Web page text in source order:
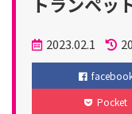
投
稿
日
2023.02.1
更
新
Pocket